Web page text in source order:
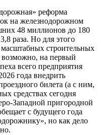
реформа
на железнодорожном
48 миллионов до 180
раза. Но для этого
строительных
возможно, на первый
всего предприятия
года внедрить
билета (а с ним,
средствах сегодня
Западной пригородной
с будущего года
но как дело